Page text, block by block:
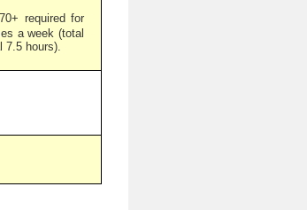
required for
a week (total
hours).